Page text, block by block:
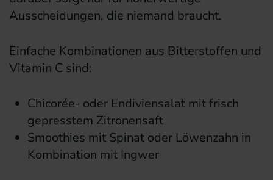
Ausscheidungen, die niemand braucht.
Einfache Kombinationen aus Bitterstoffen und
Vitamin C sind:
Chicorée- oder Endiviensalat mit frisch
gepresstem Zitronensaft
Smoothies mit Spinat oder Löwenzahn in
Kombination mit Ingwer